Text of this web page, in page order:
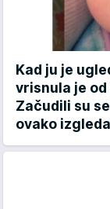
Kad ju je
vrisnula je
Začudili su
ovako izgleda